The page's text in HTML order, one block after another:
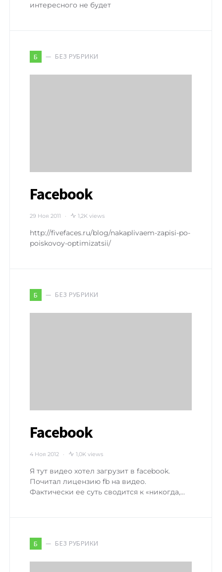
интересного не будет
Б БЕЗ РУБРИКИ
Facebook
29 Ноя 2011 1,2K views
http://fivefaces.ru/blog/nakaplivaem-zapisi-po-
poiskovoy-optimizatsii/
Б БЕЗ РУБРИКИ
Facebook
4 Ноя 2012 1,0K views
Я тут видео хотел загрузит в facebook.
Почитал лицензию fb на видео.
Фактически ее суть сводится к «никогда,…
Б БЕЗ РУБРИКИ